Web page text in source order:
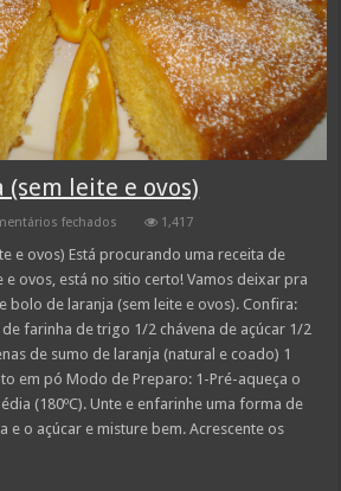
(sem leite e ovos)
fechados
de
(sem
leite
e
ovos)
1,417
e ovos) Está procurando uma receita de
ovos, está no sitio certo! Vamos deixar pra
bolo de laranja (sem leite e ovos). Confira:
farinha de trigo 1/2 chávena de açúcar 1/2
de sumo de laranja (natural e coado) 1
em pó Modo de Preparo: 1-Pré-aqueça o
(180ºC). Unte e enfarinhe uma forma de
e o açúcar e misture bem. Acrescente os